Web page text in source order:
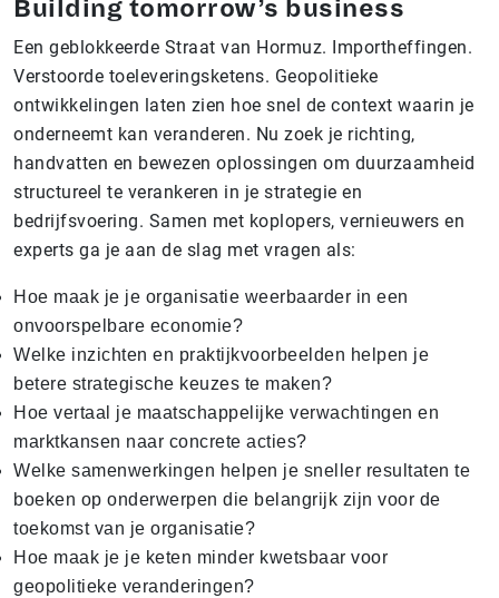
Building tomorrow’s business
Een geblokkeerde Straat van Hormuz. Importheffingen.
Verstoorde toeleveringsketens. Geopolitieke
ontwikkelingen laten zien hoe snel de context waarin je
onderneemt kan veranderen. Nu zoek je richting,
handvatten en bewezen oplossingen om duurzaamheid
structureel te verankeren in je strategie en
bedrijfsvoering. Samen met koplopers, vernieuwers en
experts ga je aan de slag met vragen als:
Hoe maak je je organisatie weerbaarder in een
onvoorspelbare economie?
Welke inzichten en praktijkvoorbeelden helpen je
betere strategische keuzes te maken?
Hoe vertaal je maatschappelijke verwachtingen en
marktkansen naar concrete acties?
Welke samenwerkingen helpen je sneller resultaten te
boeken op onderwerpen die belangrijk zijn voor de
toekomst van je organisatie?
Hoe maak je je keten minder kwetsbaar voor
geopolitieke veranderingen?